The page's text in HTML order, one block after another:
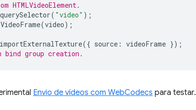
HTMLVideoElement.
querySelector( "video" );
VideoFrame(video);
importExternalTexture({ source : videoFrame });
bind group creation.
Envio de vídeos com WebCodecs para testar.